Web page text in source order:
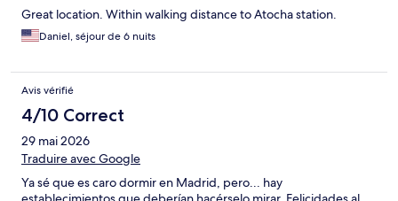
Great location. Within walking distance to Atocha station.
Daniel, séjour de 6 nuits
Avis vérifié
4/10 Correct
29 mai 2026
Traduire avec Google
Ya sé que es caro dormir en Madrid, pero... hay